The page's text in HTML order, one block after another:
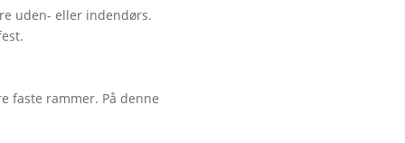
uden- eller indendørs.
faste rammer. På denne